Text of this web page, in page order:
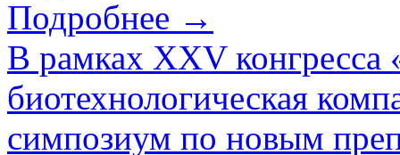
Подробнее →
В рамках XXV конгресса
биотехнологическая
симпозиум по новым